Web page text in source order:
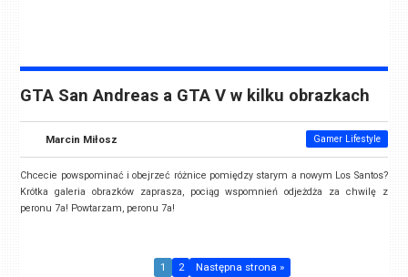
GTA San Andreas a GTA V w kilku obrazkach
Marcin Miłosz Gamer Lifestyle
Chcecie powspominać i obejrzeć różnice pomiędzy starym a nowym Los Santos?
Krótka galeria obrazków zaprasza, pociąg wspomnień odjeżdża za chwilę z
peronu 7a! Powtarzam, peronu 7a!
1 2 Następna strona »